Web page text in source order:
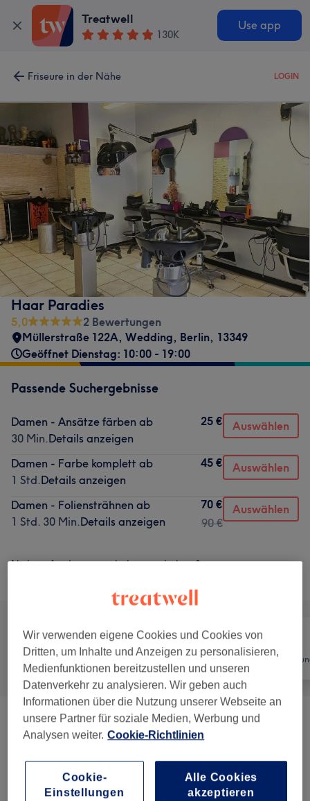
Treatwell
130K
Use app
Friseure in der Nähe LOGIN
Haar Paradies
5,0
2 Bewertungen
Müllerstraße 122A, Wedding, Berlin, 13349
Geöffnet Dienstag: 10:00 - 19:00
Passende Suchergebnisse
Damen - Ansätze färben ab
30 Min.Details anzeigen
25 € Auswählen
Damen - Farbe komplett ab
1 Std.Details anzeigen
45 € Auswählen
Damen - Foliensträhnen ab
1 Std. 30 Min.Details anzeigen
70 €
90 €
Auswählen
Nicht gefunden wonach du gesucht hast?
Alle Friseur
Damen - Haarschnitte & Stylings (7 ) ab 17 €
Damen - Farbe & Coloration (4) ab 25 €
Herren - Haarschnitte & Stylings 2) ab 15 €
Wir verwenden eigene Cookies und Cookies von
Dritten, um Inhalte und Anzeigen zu personalisieren,
Medienfunktionen bereitzustellen und unseren
Datenverkehr zu analysieren. Wir geben auch
Informationen über die Nutzung unserer Webseite an
unsere Partner für soziale Medien, Werbung und
Analysen weiter. Cookie-Richtlinien
Cookie-
Einstellungen
Alle Cookies
akzeptieren